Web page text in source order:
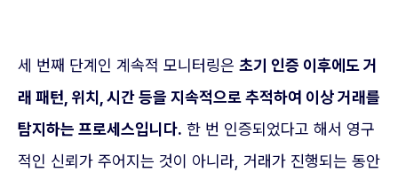
세 번째 단계인 계속적 모니터링은 초기 인증 이후에도 거
래 패턴, 위치, 시간 등을 지속적으로 추적하여 이상 거래를
탐지하는 프로세스입니다. 한 번 인증되었다고 해서 영구
적인 신뢰가 주어지는 것이 아니라, 거래가 진행되는 동안